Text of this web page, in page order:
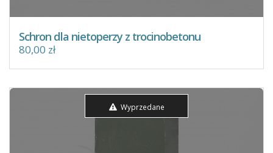
Schron dla nietoperzy z trocinobetonu
80,00 zł
Wyprzedane